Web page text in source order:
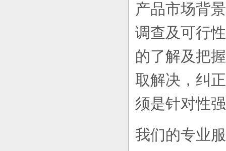
产品市场背
调查及可行
的了解及把
取解决，纠
须是针对性
我们的专业